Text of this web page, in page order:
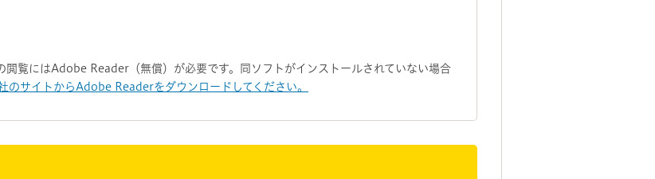
閲覧にはAdobe Reader（無償）が必要です。同ソフトがインストールされていない場合
のサイトからAdobe Readerをダウンロードしてください。